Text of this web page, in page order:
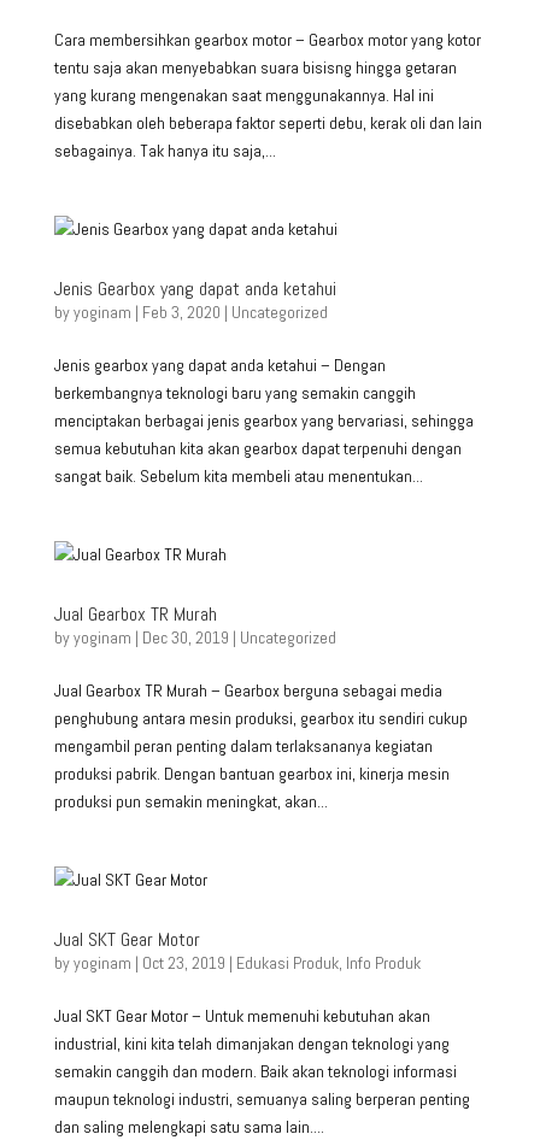
Cara membersihkan gearbox motor – Gearbox motor yang kotor
tentu saja akan menyebabkan suara bisisng hingga getaran
yang kurang mengenakan saat menggunakannya. Hal ini
disebabkan oleh beberapa faktor seperti debu, kerak oli dan lain
sebagainya. Tak hanya itu saja,...
Jenis Gearbox yang dapat anda ketahui
byyoginam | Feb 3, 2020 | Uncategorized
Jenis gearbox yang dapat anda ketahui – Dengan
berkembangnya teknologi baru yang semakin canggih
menciptakan berbagai jenis gearbox yang bervariasi, sehingga
semua kebutuhan kita akan gearbox dapat terpenuhi dengan
sangat baik. Sebelum kita membeli atau menentukan...
Jual Gearbox TR Murah
byyoginam | Dec 30, 2019 | Uncategorized
Jual Gearbox TR Murah – Gearbox berguna sebagai media
penghubung antara mesin produksi, gearbox itu sendiri cukup
mengambil peran penting dalam terlaksananya kegiatan
produksi pabrik. Dengan bantuan gearbox ini, kinerja mesin
produksi pun semakin meningkat, akan...
Jual SKT Gear Motor
byyoginam | Oct 23, 2019 | Edukasi Produk, Info Produk
Jual SKT Gear Motor – Untuk memenuhi kebutuhan akan
industrial, kini kita telah dimanjakan dengan teknologi yang
semakin canggih dan modern. Baik akan teknologi informasi
maupun teknologi industri, semuanya saling berperan penting
dan saling melengkapi satu sama lain....